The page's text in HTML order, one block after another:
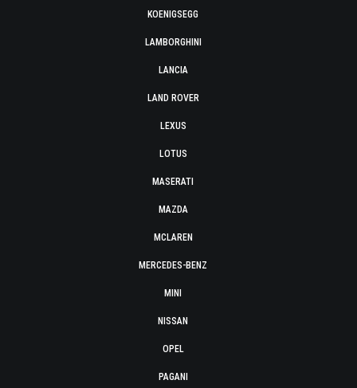
KOENIGSEGG
LAMBORGHINI
LANCIA
LAND ROVER
LEXUS
LOTUS
MASERATI
MAZDA
MCLAREN
MERCEDES-BENZ
MINI
NISSAN
OPEL
PAGANI